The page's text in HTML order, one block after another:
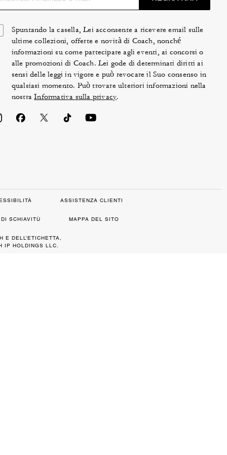
Spuntando la casella, Lei acconsente a ricevere email sulle
ultime collezioni, offerte e novità di Coach, nonché
informazioni su come partecipare agli eventi, ai concorsi o
alle promozioni di Coach. Lei gode di determinati diritti ai
sensi delle leggi in vigore e può revocare il Suo consenso in
qualsiasi momento. Può trovare ulteriori informazioni nella
nostraInformativa sulla privacy.
ASSISTENZA CLIENTI
SCHIAVITÙ MAPPA DEL SITO
DELL’ETICHETTA,
IP HOLDINGS LLC.